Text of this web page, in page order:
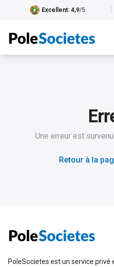
Excellent: 4,9/5
Une erreur est
Retour à la
PoleSocietes est un service